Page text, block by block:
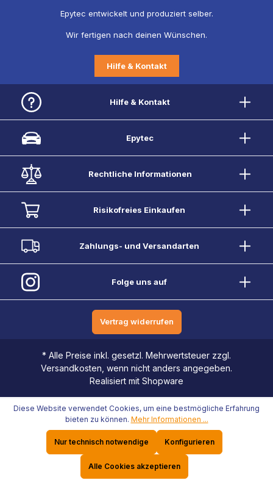
Epytec entwickelt und produziert selber.
Wir fertigen nach deinen Wünschen.
Hilfe & Kontakt
Hilfe & Kontakt
Epytec
Rechtliche Informationen
Risikofreies Einkaufen
Zahlungs- und Versandarten
Folge uns auf
Vertrag widerrufen
* Alle Preise inkl. gesetzl. Mehrwertsteuer zzgl.
Versandkosten, wenn nicht anders angegeben.
Realisiert mit Shopware
Diese Website verwendet Cookies, um eine bestmögliche Erfahrung
bieten zu können. Mehr Informationen ...
Nur technisch notwendige Konfigurieren
Alle Cookies akzeptieren